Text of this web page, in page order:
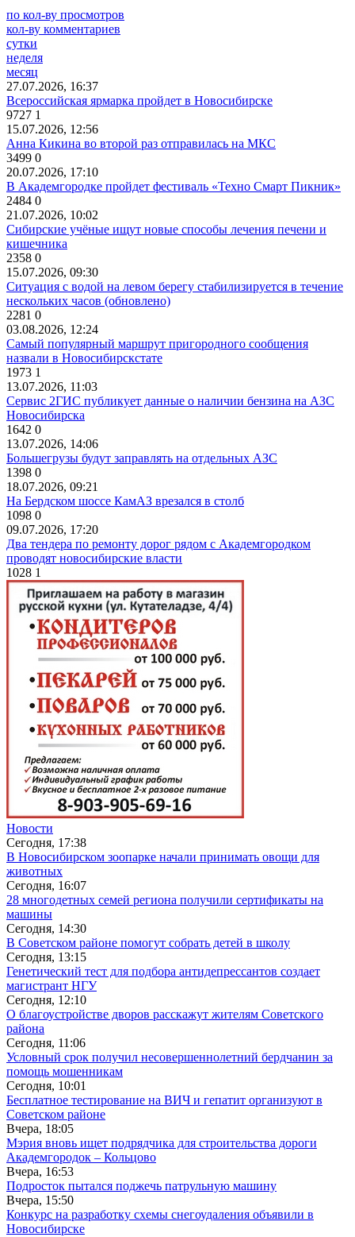
по кол-ву просмотров
кол-ву комментариев
сутки
неделя
месяц
27.07.2026, 16:37
Всероссийская ярмарка пройдет в Новосибирске
9727 1
15.07.2026, 12:56
Анна Кикина во второй раз отправилась на МКС
3499 0
20.07.2026, 17:10
В Академгородке пройдет фестиваль «Техно Смарт Пикник»
2484 0
21.07.2026, 10:02
Сибирские учёные ищут новые способы лечения печени и
кишечника
2358 0
15.07.2026, 09:30
Ситуация с водой на левом берегу стабилизируется в течение
нескольких часов (обновлено)
2281 0
03.08.2026, 12:24
Самый популярный маршрут пригородного сообщения
назвали в Новосибирскстате
1973 1
13.07.2026, 11:03
Сервис 2ГИС публикует данные о наличии бензина на АЗС
Новосибирска
1642 0
13.07.2026, 14:06
Большегрузы будут заправлять на отдельных АЗС
1398 0
18.07.2026, 09:21
На Бердском шоссе КамАЗ врезался в столб
1098 0
09.07.2026, 17:20
Два тендера по ремонту дорог рядом с Академгородком
проводят новосибирские власти
1028 1
Новости
Сегодня, 17:38
В Новосибирском зоопарке начали принимать овощи для
животных
Сегодня, 16:07
28 многодетных семей региона получили сертификаты на
машины
Сегодня, 14:30
В Советском районе помогут собрать детей в школу
Сегодня, 13:15
Генетический тест для подбора антидепрессантов создает
магистрант НГУ
Сегодня, 12:10
О благоустройстве дворов расскажут жителям Советского
района
Сегодня, 11:06
Условный срок получил несовершеннолетний бердчанин за
помощь мошенникам
Сегодня, 10:01
Бесплатное тестирование на ВИЧ и гепатит организуют в
Советском районе
Вчера, 18:05
Мэрия вновь ищет подрядчика для строительства дороги
Академгородок – Кольцово
Вчера, 16:53
Подросток пытался поджечь патрульную машину
Вчера, 15:50
Конкурс на разработку схемы снегоудаления объявили в
Новосибирске